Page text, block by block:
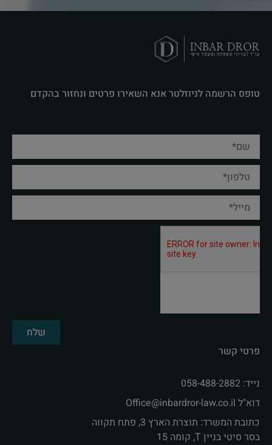
פרטי קשר
נייד: 058-488-2882
דוא"ל Office@inbardror-law.co.il‏
כתובת המשרד: תוצרת הארץ 3, פתח תקווה
בסר סיטי בניין T, קומה 15
טופס הרשמה לניוזלטר אנא השאירו פרטים ונחזור בהקדם
שלח